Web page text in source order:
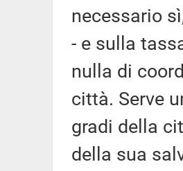
necessario
- e sulla
nulla di
città. Serve
gradi della
della sua